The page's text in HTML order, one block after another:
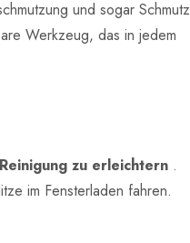
und sogar Schmutz
Werkzeug, das in jedem
zu erleichtern .
im Fensterladen fahren.